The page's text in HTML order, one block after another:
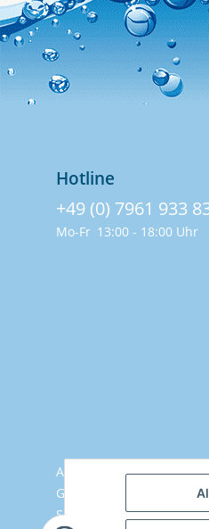
Hotline
+49 (0) 7961 933
Mo-Fr 13:00 - 18:00 Uhr
Aussenwhirlpool |
Garten Whirlpool |
SchwimmSPA |